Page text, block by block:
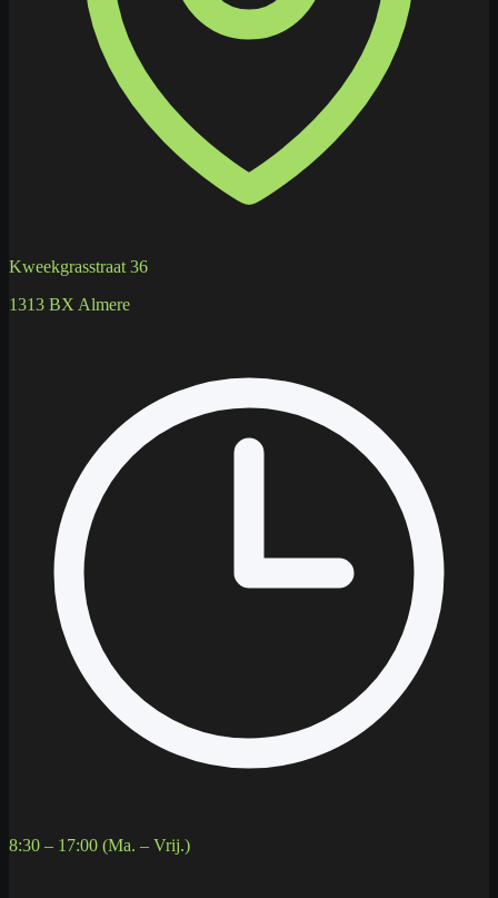
Kweekgrasstraat 36
1313 BX Almere
8:30 – 17:00 (Ma. – Vrij.)